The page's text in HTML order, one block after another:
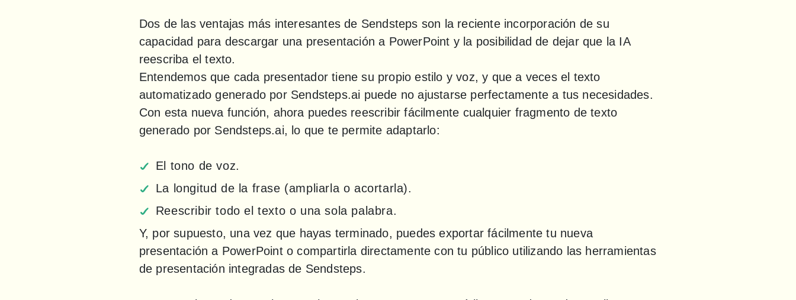
Dos de las ventajas más interesantes de Sendsteps son la reciente incorporación de su
capacidad para descargar una presentación a PowerPoint y la posibilidad de dejar que la IA
reescriba el texto.
Entendemos que cada presentador tiene su propio estilo y voz, y que a veces el texto
automatizado generado por Sendsteps.ai puede no ajustarse perfectamente a tus necesidades.
Con esta nueva función, ahora puedes reescribir fácilmente cualquier fragmento de texto
generado por Sendsteps.ai, lo que te permite adaptarlo:
El tono de voz.
La longitud de la frase (ampliarla o acortarla).
Reescribir todo el texto o una sola palabra.
Y, por supuesto, una vez que hayas terminado, puedes exportar fácilmente tu nueva
presentación a PowerPoint o compartirla directamente con tu público utilizando las herramientas
de presentación integradas de Sendsteps.